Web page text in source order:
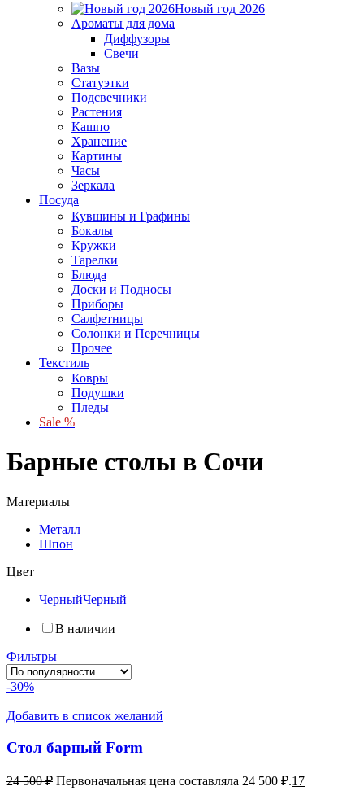
Новый год 2026
Ароматы для дома
Диффузоры
Свечи
Вазы
Статуэтки
Подсвечники
Растения
Кашпо
Хранение
Картины
Часы
Зеркала
Посуда
Кувшины и Графины
Бокалы
Кружки
Тарелки
Блюда
Доски и Подносы
Приборы
Салфетницы
Солонки и Перечницы
Прочее
Текстиль
Ковры
Подушки
Пледы
Sale %
Барные столы в Сочи
Материалы
Металл
Шпон
Цвет
ЧерныйЧерный
В наличии
Фильтры
-30%
Добавить в список желаний
Стол барный Form
24 500₽ Первоначальная цена составляла 24 500 ₽.17